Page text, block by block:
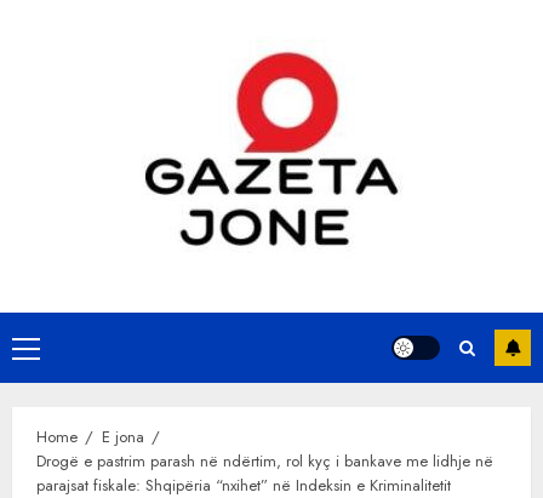
Primary
Menu
Home
E jona
Drogë e pastrim parash në ndërtim, rol kyç i bankave me lidhje në
parajsat fiskale: Shqipëria “nxihet” në Indeksin e Kriminalitetit